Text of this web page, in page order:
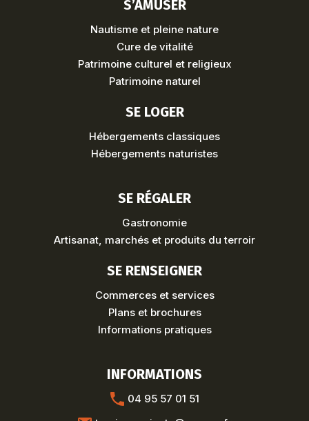
S’AMUSER
Nautisme et pleine nature
Cure de vitalité
Patrimoine culturel et religieux
Patrimoine naturel
SE LOGER
Hébergements classiques
Hébergements naturistes
SE RÉGALER
Gastronomie
Artisanat, marchés et produits du terroir
SE RENSEIGNER
Commerces et services
Plans et brochures
Informations pratiques
INFORMATIONS
04 95 57 01 51